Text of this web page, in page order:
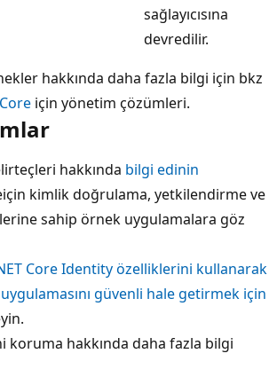
sağlayıcısına
devredilir.
hakkında daha fazla bilgi için bkz
için yönetim çözümleri.
hakkında bilgi edinin
kimlik doğrulama, yetkilendirme ve
sahip örnek uygulamalara göz
Core Identity özelliklerini kullanarak
güvenli hale getirmek için
koruma hakkında daha fazla bilgi